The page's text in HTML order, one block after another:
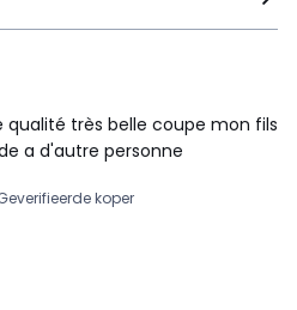
qualité très belle coupe mon fils
a d'autre personne
koper